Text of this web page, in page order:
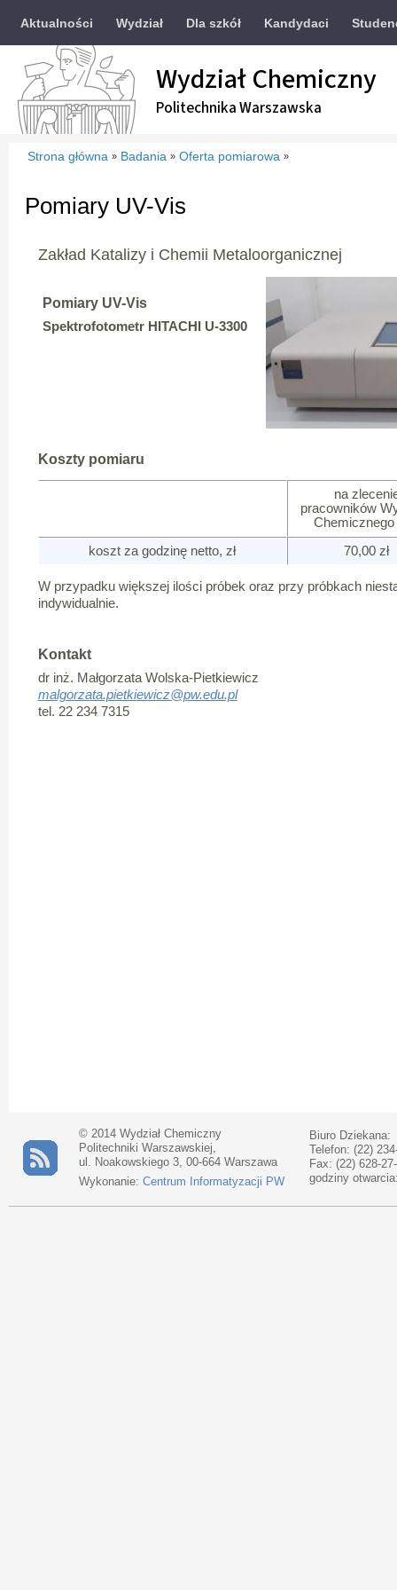
Aktualności Wydział Dla szkół Kandydaci
Wydział Chemiczny
Politechnika Warszawska
Strona główna » Badania » Oferta pomiarowa »
Pomiary UV-Vis
Zakład Katalizy i Chemii Metaloorganicznej
Pomiary UV-Vis
Spektrofotometr HITACHI U-3300
Koszty pomiaru
na
pracowników
Chemicznego
koszt za godzinę netto, zł
70,00 zł
W przypadku większej ilości próbek oraz przy próbkach
indywidualnie.
Kontakt
dr inż. Małgorzata Wolska-Pietkiewicz
malgorzata.pietkiewicz@pw.edu.pl
tel. 22 234 7315
© 2014 Wydział Chemiczny
Politechniki Warszawskiej,
ul. Noakowskiego 3, 00-664 Warszawa
Wykonanie: Centrum Informatyzacji PW
Biuro Dziekana:
Telefon: (22)
Fax: (22) 628-
godziny